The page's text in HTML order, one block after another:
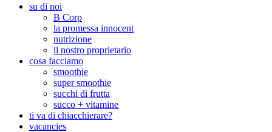
su di noi
B Corp
la promessa innocent
nutrizione
il nostro proprietario
cosa facciamo
smoothie
super smoothie
succhi di frutta
succo + vitamine
ti va di chiacchierare?
vacancies